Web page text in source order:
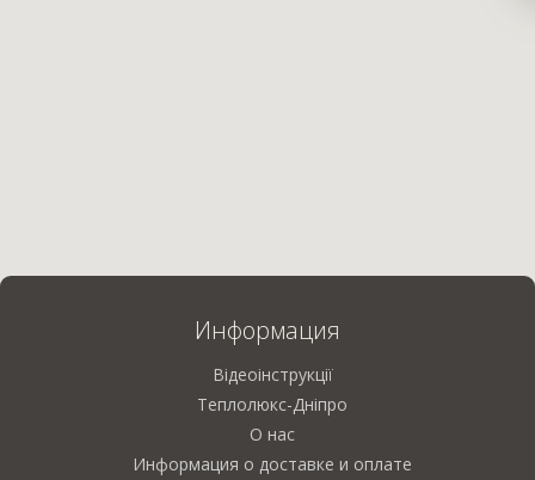
Информация
Відеоінструкції
Теплолюкс-Дніпро
О нас
Информация о доставке и оплате